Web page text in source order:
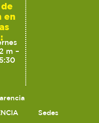
en
m –
Sedes